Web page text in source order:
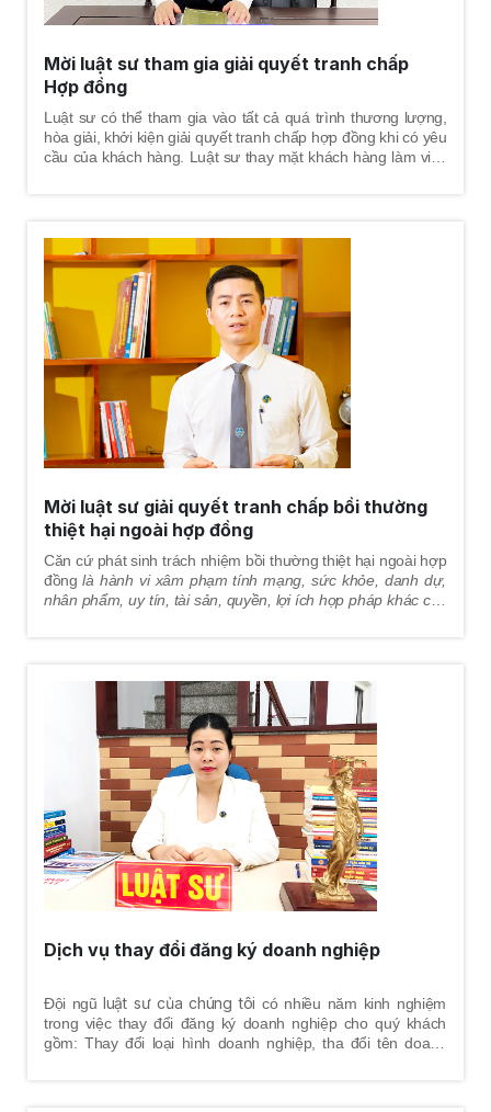
Mời luật sư tham gia giải quyết tranh chấp
Hợp đồng
Luật sư có thể tham gia vào tất cả quá trình thương lượng,
hòa giải, khởi kiện giải quyết tranh chấp hợp đồng khi có yêu
cầu của khách hàng. Luật sư thay mặt khách hàng làm việc
Mời luật sư giải quyết tranh chấp bồi thường
thiệt hại ngoài hợp đồng
Căn cứ phát sinh trách nhiệm bồi thường thiệt hại ngoài hợp
đồnglà hành vi xâm phạm tính mạng, sức khỏe, danh dự,
nhân phẩm, uy tín, tài sản, quyền, lợi ích hợp pháp khác của
Dịch vụ thay đổi đăng ký doanh nghiệp
Đội ngũ luật sư của chúng tôi có nhiều năm kinh nghiệm
trong việc thay đổi đăng ký doanh nghiệp cho quý khách
gồm: Thay đổi loại hình doanh nghiệp, tha đổi tên doanh